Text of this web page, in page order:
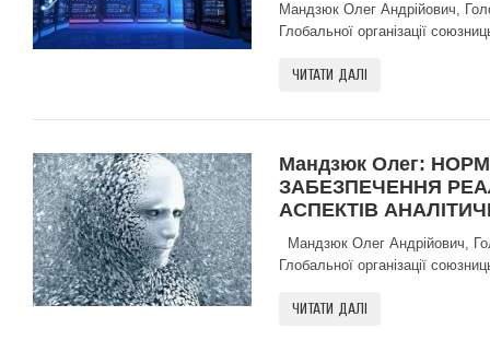
Мандзюк Олег Андрійович,
Глобальної організації
ЧИТАТИ ДАЛІ
Мандзюк Олег:
ЗАБЕЗПЕЧЕННЯ
АСПЕКТІВ
Мандзюк Олег Андрійович,
Глобальної організації
ЧИТАТИ ДАЛІ